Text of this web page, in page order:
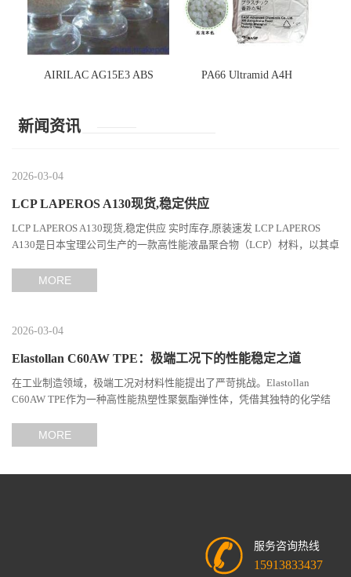
AIRILAC AG15E3 ABS PA66 Ultramid A4H
新闻资讯
2026-03-04
LCP LAPEROS A130现货,稳定供应
LCP LAPEROS A130现货,稳定供应 实时库存,原装速发 LCP LAPEROS
A130是日本宝理公司生产的一款高性能液晶聚合物（LCP）材料，以其卓
MORE
2026-03-04
Elastollan C60AW TPE：极端工况下的性能稳定之道
在工业制造领域，极端工况对材料性能提出了严苛挑战。Elastollan
C60AW TPE作为一种高性能热塑性聚氨酯弹性体，凭借其独特的化学结
MORE
服务咨询热线
15913833437